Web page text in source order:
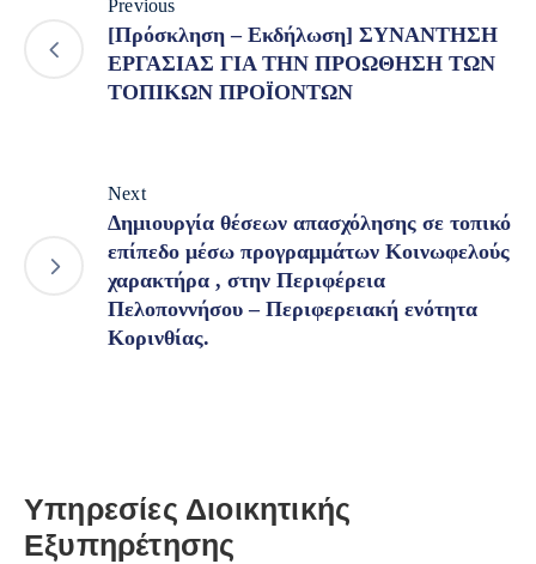
Previous
[Πρόσκληση – Εκδήλωση] ΣΥΝΑΝΤΗΣΗ
ΕΡΓΑΣΙΑΣ ΓΙΑ ΤΗΝ ΠΡΟΩΘΗΣΗ ΤΩΝ
ΤΟΠΙΚΩΝ ΠΡΟΪΟΝΤΩΝ
Next
Δημιουργία θέσεων απασχόλησης σε τοπικό
επίπεδο μέσω προγραμμάτων Κοινωφελούς
χαρακτήρα , στην Περιφέρεια
Πελοποννήσου – Περιφερειακή ενότητα
Κορινθίας.
Υπηρεσίες Διοικητικής
Εξυπηρέτησης